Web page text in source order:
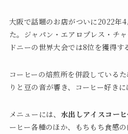
大阪で話題のお店がついに2022年
た。ジャパン・エアロプレス・チ
ドニーの世界大会では8位を獲得す
コーヒーの焙煎所を併設している
りと豆の音が響き、コーヒー好きに
メニューには、 水出しアイスコーヒ
ーヒー各種のほか、もちもち食感の